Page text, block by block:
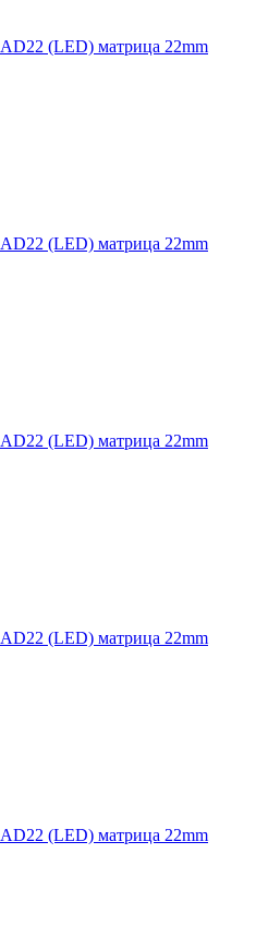
(LED) матрица 22mm
(LED) матрица 22mm
(LED) матрица 22mm
(LED) матрица 22mm
(LED) матрица 22mm